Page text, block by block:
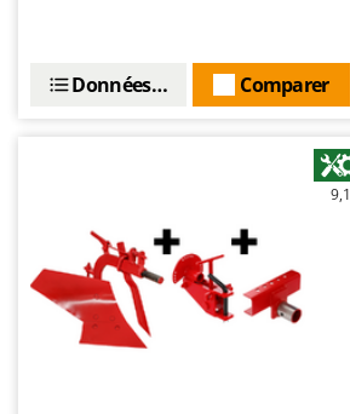
Tornado
U
Udor
Unger
Comparer
Données techniques
9,1